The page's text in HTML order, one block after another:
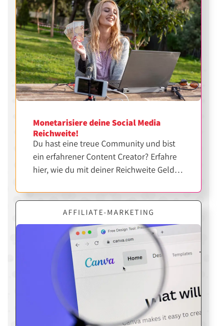
Monetarisiere deine Social Media
Reichweite!
Du hast eine treue Community und bist
ein erfahrener Content Creator? Erfahre
hier, wie du mit deiner Reichweite Geld
AFFILIATE-MARKETING